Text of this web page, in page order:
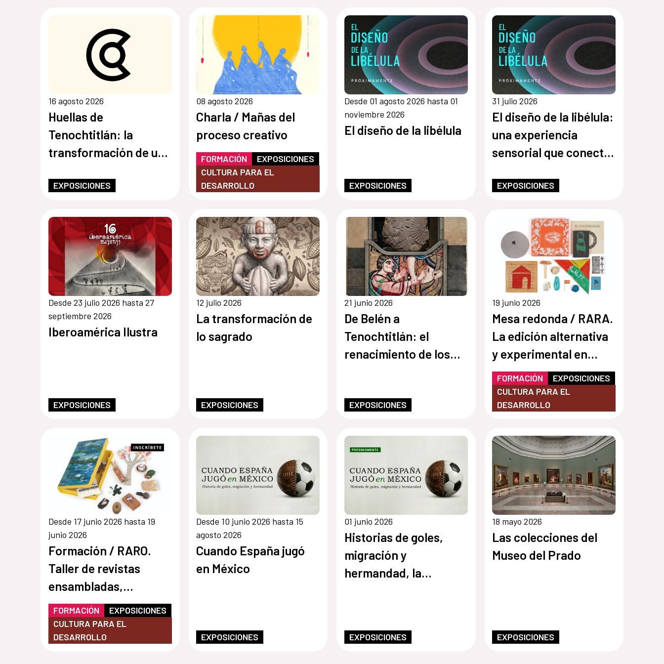
16 agosto 2026
Huellas de
Tenochtitlán: la
transformación de un
EXPOSICIONES
08 agosto 2026
Charla / Mañas del
proceso creativo
FORMACIÓN
EXPOSICIONES
CULTURA PARA EL
DESARROLLO
Desde 01 agosto 2026 hasta 01
noviembre 2026
El diseño de la libélula
EXPOSICIONES
31 julio 2026
El diseño de la libélula:
una experiencia
sensorial que conecta
espiritualidad
EXPOSICIONES
Desde 23 julio 2026 hasta 27
septiembre 2026
Iberoamérica Ilustra
EXPOSICIONES
12 julio 2026
La transformación de
lo sagrado
EXPOSICIONES
21 junio 2026
De Belén a
Tenochtitlán: el
renacimiento de los
EXPOSICIONES
19 junio 2026
Mesa redonda / RARA.
La edición alternativa
y experimental en
México y España
FORMACIÓN
EXPOSICIONES
CULTURA PARA EL
DESARROLLO
Desde 17 junio 2026 hasta 19
junio 2026
Formación / RARO.
Taller de revistas
ensambladas,
experimentales y raras
FORMACIÓN
EXPOSICIONES
CULTURA PARA EL
DESARROLLO
Desde 10 junio 2026 hasta 15
agosto 2026
Cuando España jugó
en México
EXPOSICIONES
01 junio 2026
Historias de goles,
migración y
hermandad, la
EXPOSICIONES
18 mayo 2026
Las colecciones del
Museo del Prado
EXPOSICIONES